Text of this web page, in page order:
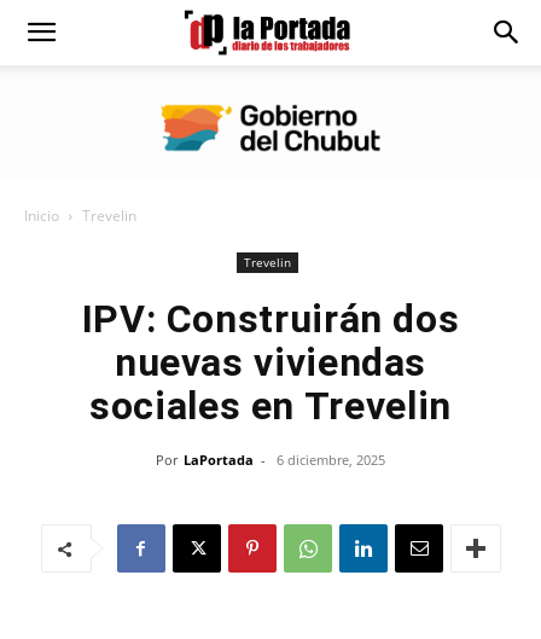
Diario
Inicio Trevelin
Trevelin
IPV: Construirán dos
nuevas viviendas
sociales en Trevelin
Por LaPortada - 6 diciembre, 2025